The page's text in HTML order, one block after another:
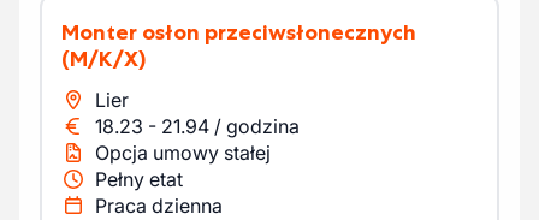
Monter osłon przeciwsłonecznych
(M/K/X)
Lier
18.23 - 21.94 / godzina
Opcja umowy stałej
Pełny etat
Praca dzienna